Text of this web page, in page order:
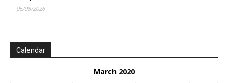
05/08/2026
Calendar
March 2020